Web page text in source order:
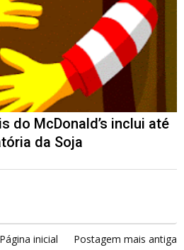
do McDonald’s inclui até
da Soja
Página inicial Postagem mais antiga